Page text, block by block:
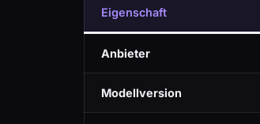
Eigenschaft
Anbieter
Modellversion